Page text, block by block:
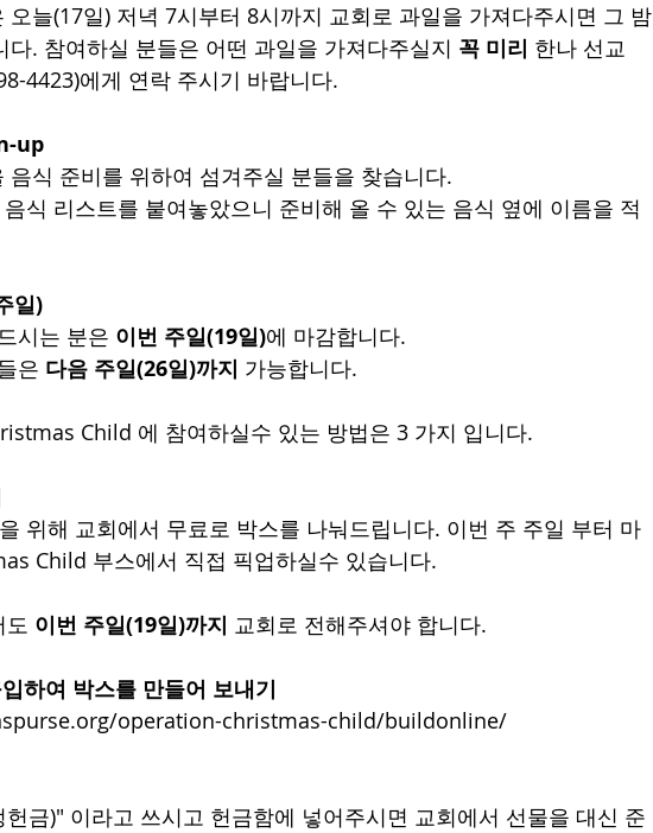
오늘(17일) 저녁 7시부터 8시까지 교회로 과일을 가져다주시면 그 밤
다. 참여하실 분들은 어떤 과일을 가져다주실지 꼭 미리 한나 선교
4423)에게 연락 주시기 바랍니다.
up
음식 준비를 위하여 섬겨주실 분들을 찾습니다.
식 리스트를 붙여놓았으니 준비해 올 수 있는 음식 옆에 이름을 적
일)
시는 분은 이번 주일(19일)에 마감합니다.
은 다음 주일(26일)까지 가능합니다.
Child 에 참여하실수 있는 방법은 3 가지 입니다.
위해 교회에서 무료로 박스를 나눠드립니다. 이번 주 주일 부터 마
Child 부스에서 직접 픽업하실수 있습니다.
도 이번 주일(19일)까지 교회로 전해주셔야 합니다.
하여 박스를 만들어 보내기
operation-christmas-child/buildonline/
금)" 이라고 쓰시고 헌금함에 넣어주시면 교회에서 선물을 대신 준